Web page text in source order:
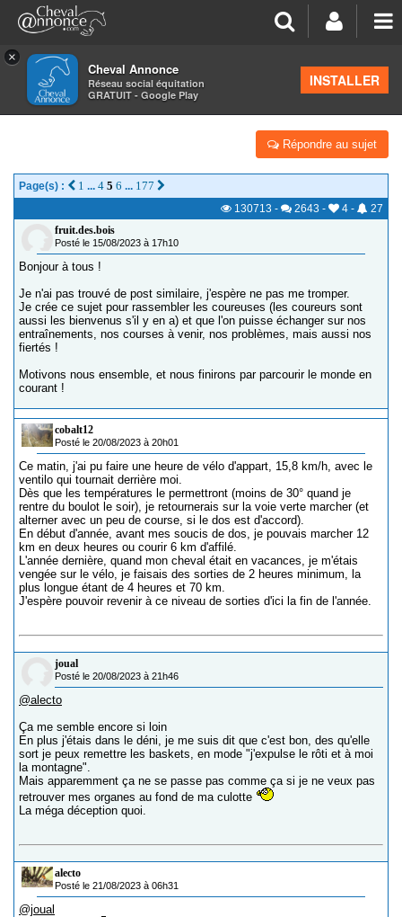
×
Cheval Annonce
Réseau social équitation
GRATUIT - Google Play
INSTALLER
>Salon de thé
LE POSTE DE LA COURSE À PIEDS
Répondre au sujet
Page(s) : 1 ... 4 5 6 ... 177
130713 - 2643 - 4 -
27
fruit.des.bois
Posté le 15/08/2023 à 17h10
Bonjour à tous !
Je n'ai pas trouvé de post similaire, j'espère ne pas me tromper.
Je crée ce sujet pour rassembler les coureuses (les coureurs sont
aussi les bienvenus s'il y en a) et que l'on puisse échanger sur nos
entraînements, nos courses à venir, nos problèmes, mais aussi nos
fiertés !
Motivons nous ensemble, et nous finirons par parcourir le monde en
courant !
cobalt12
Posté le 20/08/2023 à 20h01
Ce matin, j'ai pu faire une heure de vélo d'appart, 15,8 km/h, avec le
ventilo qui tournait derrière moi.
Dès que les températures le permettront (moins de 30° quand je
rentre du boulot le soir), je retournerais sur la voie verte marcher (et
alterner avec un peu de course, si le dos est d'accord).
En début d'année, avant mes soucis de dos, je pouvais marcher 12
km en deux heures ou courir 6 km d'affilé.
L'année dernière, quand mon cheval était en vacances, je m'étais
vengée sur le vélo, je faisais des sorties de 2 heures minimum, la
plus longue étant de 4 heures et 70 km.
J'espère pouvoir revenir à ce niveau de sorties d'ici la fin de l'année.
joual
Posté le 20/08/2023 à 21h46
@alecto
Ça me semble encore si loin
En plus j'étais dans le déni, je me suis dit que c'est bon, des qu'elle
sort je peux remettre les baskets, en mode "j'expulse le rôti et à moi
la montagne".
Mais apparemment ça ne se passe pas comme ça si je ne veux pas
retrouver mes organes au fond de ma culotte
La méga déception quoi.
alecto
Posté le 21/08/2023 à 06h31
@joual